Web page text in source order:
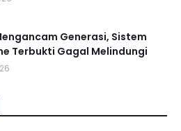
Generasi, Sistem
Terbukti Gagal Melindungi